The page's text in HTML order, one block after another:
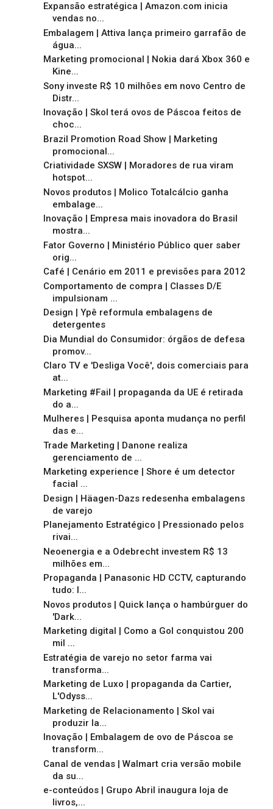
Expansão estratégica | Amazon.com inicia
vendas no...
Embalagem | Attiva lança primeiro garrafão de
água...
Marketing promocional | Nokia dará Xbox 360 e
Kine...
Sony investe R$ 10 milhões em novo Centro de
Distr...
Inovação | Skol terá ovos de Páscoa feitos de
choc...
Brazil Promotion Road Show | Marketing
promocional...
Criatividade SXSW | Moradores de rua viram
hotspot...
Novos produtos | Molico Totalcálcio ganha
embalage...
Inovação | Empresa mais inovadora do Brasil
mostra...
Fator Governo | Ministério Público quer saber
orig...
Café | Cenário em 2011 e previsões para 2012
Comportamento de compra | Classes D/E
impulsionam ...
Design | Ypê reformula embalagens de
detergentes
Dia Mundial do Consumidor: órgãos de defesa
promov...
Claro TV e 'Desliga Você', dois comerciais para
at...
Marketing #Fail | propaganda da UE é retirada
do a...
Mulheres | Pesquisa aponta mudança no perfil
das e...
Trade Marketing | Danone realiza
gerenciamento de ...
Marketing experience | Shore é um detector
facial ...
Design | Häagen-Dazs redesenha embalagens
de varejo
Planejamento Estratégico | Pressionado pelos
rivai...
Neoenergia e a Odebrecht investem R$ 13
milhões em...
Propaganda | Panasonic HD CCTV, capturando
tudo: l...
Novos produtos | Quick lança o hambúrguer do
'Dark...
Marketing digital | Como a Gol conquistou 200
mil ...
Estratégia de varejo no setor farma vai
transforma...
Marketing de Luxo | propaganda da Cartier,
L'Odyss...
Marketing de Relacionamento | Skol vai
produzir la...
Inovação | Embalagem de ovo de Páscoa se
transform...
Canal de vendas | Walmart cria versão mobile
da su...
e-conteúdos | Grupo Abril inaugura loja de
livros,...